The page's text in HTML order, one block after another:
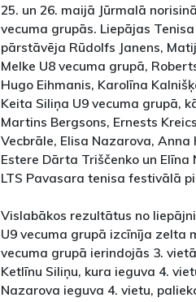
25. un 26. maijā Jūrmalā
vecuma grupās. Liepājas
pārstāvēja Rūdolfs Janens,
Melke U8 vecuma grupā,
Hugo Eihmanis, Karolīna
Keita Siliņa U9 vecuma grupā,
Martins Bergsons, Ernests
Vecbrāle, Elisa Nazarova, Anna
Estere Dārta Triščenko un
LTS Pavasara tenisa festivālā
Vislabākos rezultātus no
U9 vecuma grupā izcīnīja zelta
vecuma grupā ierindojās 3.
Ketlīnu Siliņu, kura ieguva 4.
Nazarova ieguva 4. vietu,